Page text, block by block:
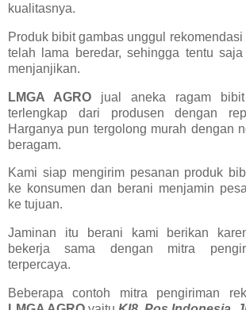
kualitasnya.
Produk bibit gambas unggul rekomendasi
telah lama beredar, sehingga tentu
menjanjikan.
LMGA AGRO jual aneka ragam bibit
terlengkap dari produsen dengan
Harganya pun tergolong murah dengan
beragam.
Kami siap mengirim pesanan produk
ke konsumen dan berani menjamin
ke tujuan.
Jaminan itu berani kami berikan
bekerja sama dengan mitra
terpercaya.
Beberapa contoh mitra pengiriman